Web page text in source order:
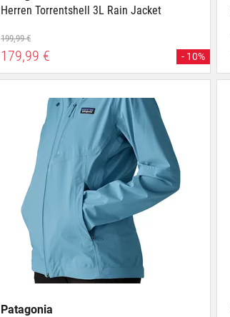
Herren Torrentshell 3L Rain Jacket
199,99 €
179,99 € - 10%
Patagonia